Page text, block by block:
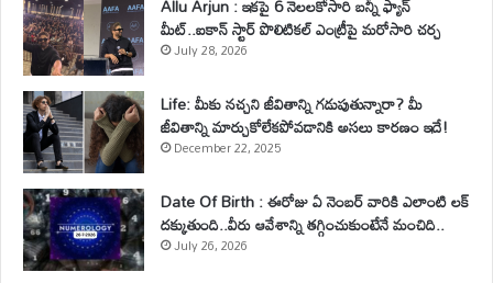
Allu Arjun : ఇకపై 6 నెలలకోసారి బన్నీ ఫ్యాన్
మీట్..ఐకాన్ స్టార్ పొలిటికల్ ఎంట్రీపై మరోసారి చర్చ
July 28, 2026
Life: మీకు నచ్చని జీవితాన్ని గడుపుతున్నారా? మీ
జీవితాన్ని మార్చుకోలేకపోవడానికి అసలు కారణం ఇదే!
December 22, 2025
Date Of Birth : ఈరోజు ఏ నెంబర్ వారికి ఎలాంటి లక్
దక్కుతుంది..వీరు ఆవేశాన్ని తగ్గించుకుంటేనే మంచిది..
July 26, 2026